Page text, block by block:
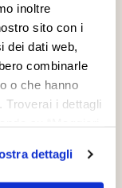
inoltre
sito con i
dei dati web,
combinarle
o che hanno
i dettagli
consulta
dettagli